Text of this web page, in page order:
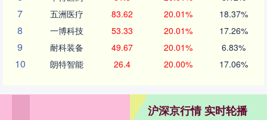
7 五洲医疗 83.62 20.01% 18.37%
8 一博科技 53.33 20.01% 17.26%
9 耐科装备 49.67 20.01% 6.83%
10 朗特智能 26.4 20.00% 17.06%
沪深京行情 实时轮播